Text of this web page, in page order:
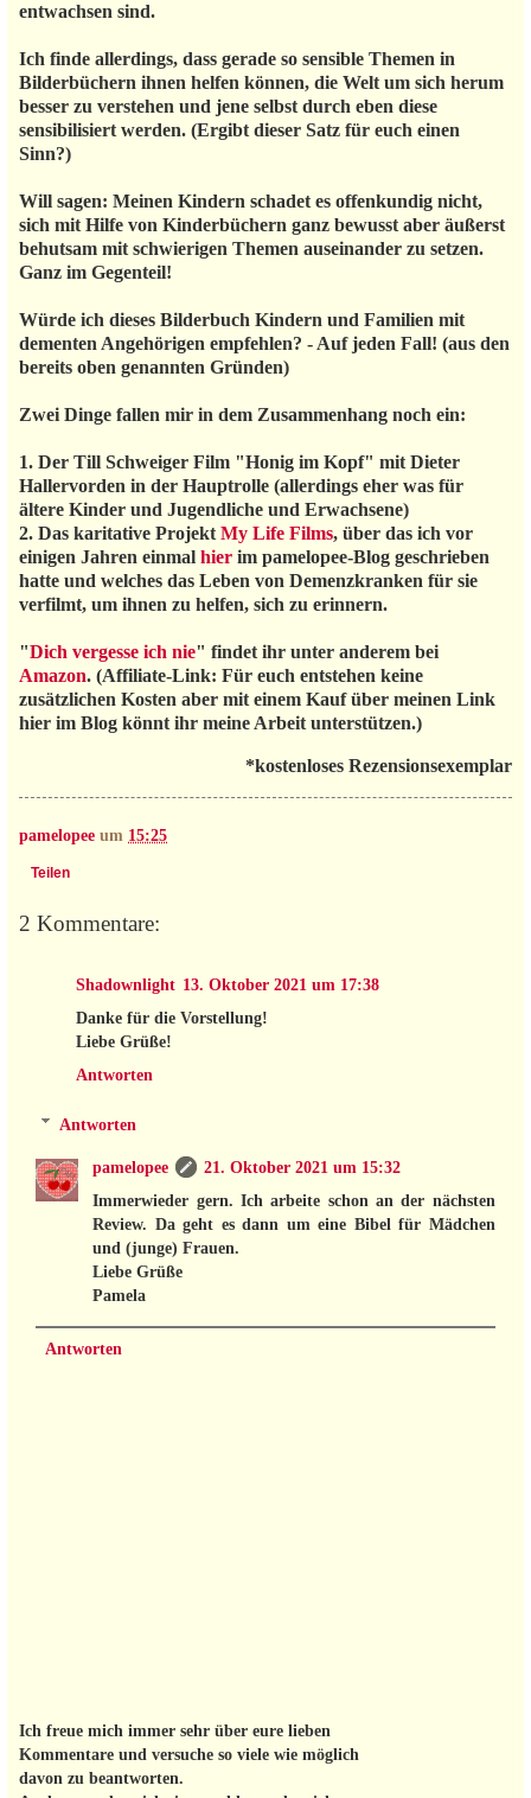
entwachsen sind.
Ich finde allerdings, dass gerade so sensible Themen in
Bilderbüchern ihnen helfen können, die Welt um sich herum
besser zu verstehen und jene selbst durch eben diese
sensibilisiert werden. (Ergibt dieser Satz für euch einen
Sinn?)
Will sagen: Meinen Kindern schadet es offenkundig nicht,
sich mit Hilfe von Kinderbüchern ganz bewusst aber äußerst
behutsam mit schwierigen Themen auseinander zu setzen.
Ganz im Gegenteil!
Würde ich dieses Bilderbuch Kindern und Familien mit
dementen Angehörigen empfehlen? - Auf jeden Fall! (aus den
bereits oben genannten Gründen)
Zwei Dinge fallen mir in dem Zusammenhang noch ein:
1. Der Till Schweiger Film "Honig im Kopf" mit Dieter
Hallervorden in der Hauptrolle (allerdings eher was für
ältere Kinder und Jugendliche und Erwachsene)
2. Das karitative Projekt My Life Films, über das ich vor
einigen Jahren einmal hier im pamelopee-Blog geschrieben
hatte und welches das Leben von Demenzkranken für sie
verfilmt, um ihnen zu helfen, sich zu erinnern.
"Dich vergesse ich nie" findet ihr unter anderem bei
Amazon. (Affiliate-Link: Für euch entstehen keine
zusätzlichen Kosten aber mit einem Kauf über meinen Link
hier im Blog könnt ihr meine Arbeit unterstützen.)
*kostenloses Rezensionsexemplar
pamelopee um 15:25
Teilen
2 Kommentare:
Shadownlight 13. Oktober 2021 um 17:38
Danke für die Vorstellung!
Liebe Grüße!
Antworten
Antworten
pamelopee
21. Oktober 2021 um 15:32
Immerwieder gern. Ich arbeite schon an der nächsten
Review. Da geht es dann um eine Bibel für Mädchen
und (junge) Frauen.
Liebe Grüße
Pamela
Antworten
Ich freue mich immer sehr über eure lieben
Kommentare und versuche so viele wie möglich
davon zu beantworten.